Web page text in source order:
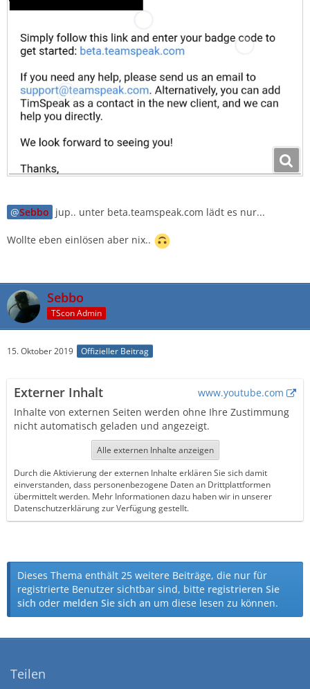
Sebbo jup.. unter beta.teamspeak.com lädt es nur...
Wollte eben einlösen aber nix..
Sebbo
TScon Admin
15. Oktober 2019 Offizieller Beitrag
Externer Inhalt
www.youtube.com
Inhalte von externen Seiten werden ohne Ihre Zustimmung
nicht automatisch geladen und angezeigt.
Alle externen Inhalte anzeigen
Durch die Aktivierung der externen Inhalte erklären Sie sich damit
einverstanden, dass personenbezogene Daten an Drittplattformen
übermittelt werden. Mehr Informationen dazu haben wir in unserer
Datenschutzerklärung zur Verfügung gestellt.
Dieses Thema enthält 25 weitere Beiträge, die nur für
registrierte Benutzer sichtbar sind, bitte registrieren Sie
sich oder melden Sie sich an um diese lesen zu können.
Teilen